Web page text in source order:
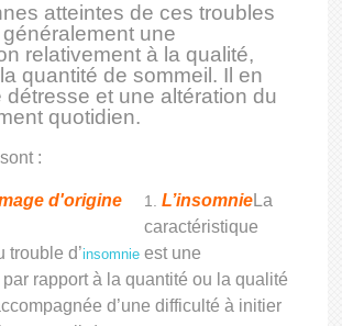
atteintes de ces troubles
une
relativement à la qualité,
la quantité de sommeil. Il en
détresse et une altération du
quotidien.
:
L’insomnieLa
caractéristique
trouble d’insomnie est une
rapport à la quantité ou la qualité
d’une difficulté à initier